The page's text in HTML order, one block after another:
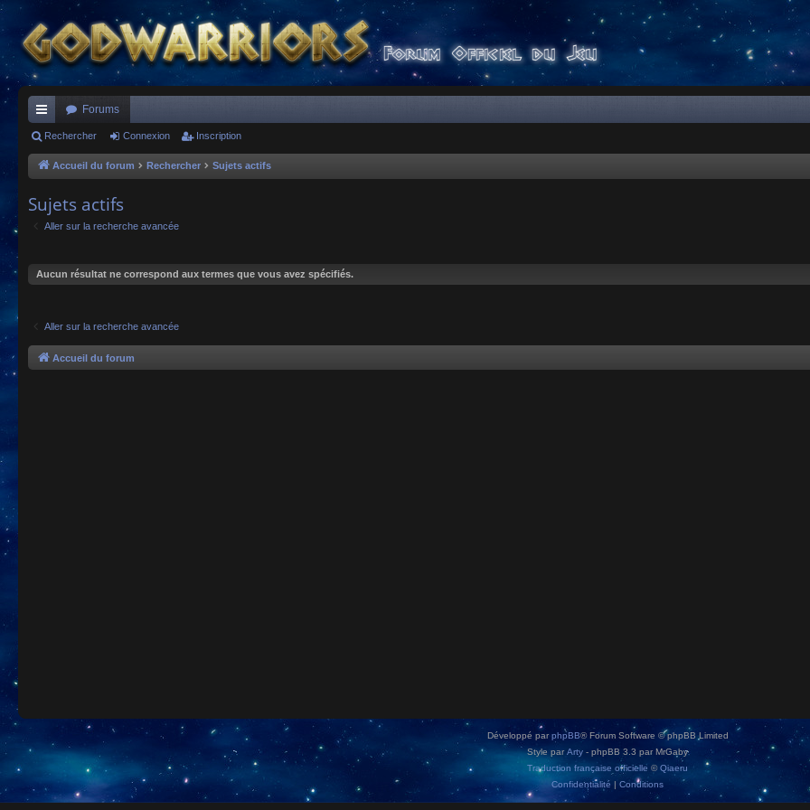
ac
co
Forums
Rechercher Connexion Inscription
Accueil du forum Rechercher Sujets actifs
Sujets actifs
Aller sur la recherche avancée
Aucun résultat ne correspond aux termes que vous avez spécifiés.
Aller sur la recherche avancée
Accueil du forum
Développé parphpBB® Forum Software © phpBB Limited
Style par Arty - phpBB 3.3 par MrGaby
Traduction française officielle ©Qiaeru
Confidentialité | Conditions